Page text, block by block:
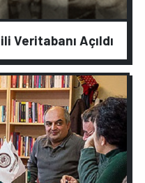
Veritabanı Açıldı